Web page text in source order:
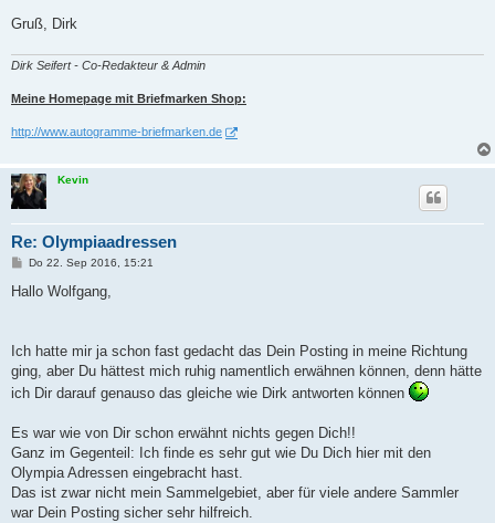
Gruß, Dirk
Dirk Seifert - Co-Redakteur & Admin
Meine Homepage mit Briefmarken Shop:
http://www.autogramme-briefmarken.de
Kevin
Re: Olympiaadressen
B
i
Do 22. Sep 2016, 15:21
Hallo Wolfgang,
Ich hatte mir ja schon fast gedacht das Dein Posting in meine Richtung
ging, aber Du hättest mich ruhig namentlich erwähnen können, denn hätte
ich Dir darauf genauso das gleiche wie Dirk antworten können
Es war wie von Dir schon erwähnt nichts gegen Dich!!
Ganz im Gegenteil: Ich finde es sehr gut wie Du Dich hier mit den
Olympia Adressen eingebracht hast.
Das ist zwar nicht mein Sammelgebiet, aber für viele andere Sammler
war Dein Posting sicher sehr hilfreich.